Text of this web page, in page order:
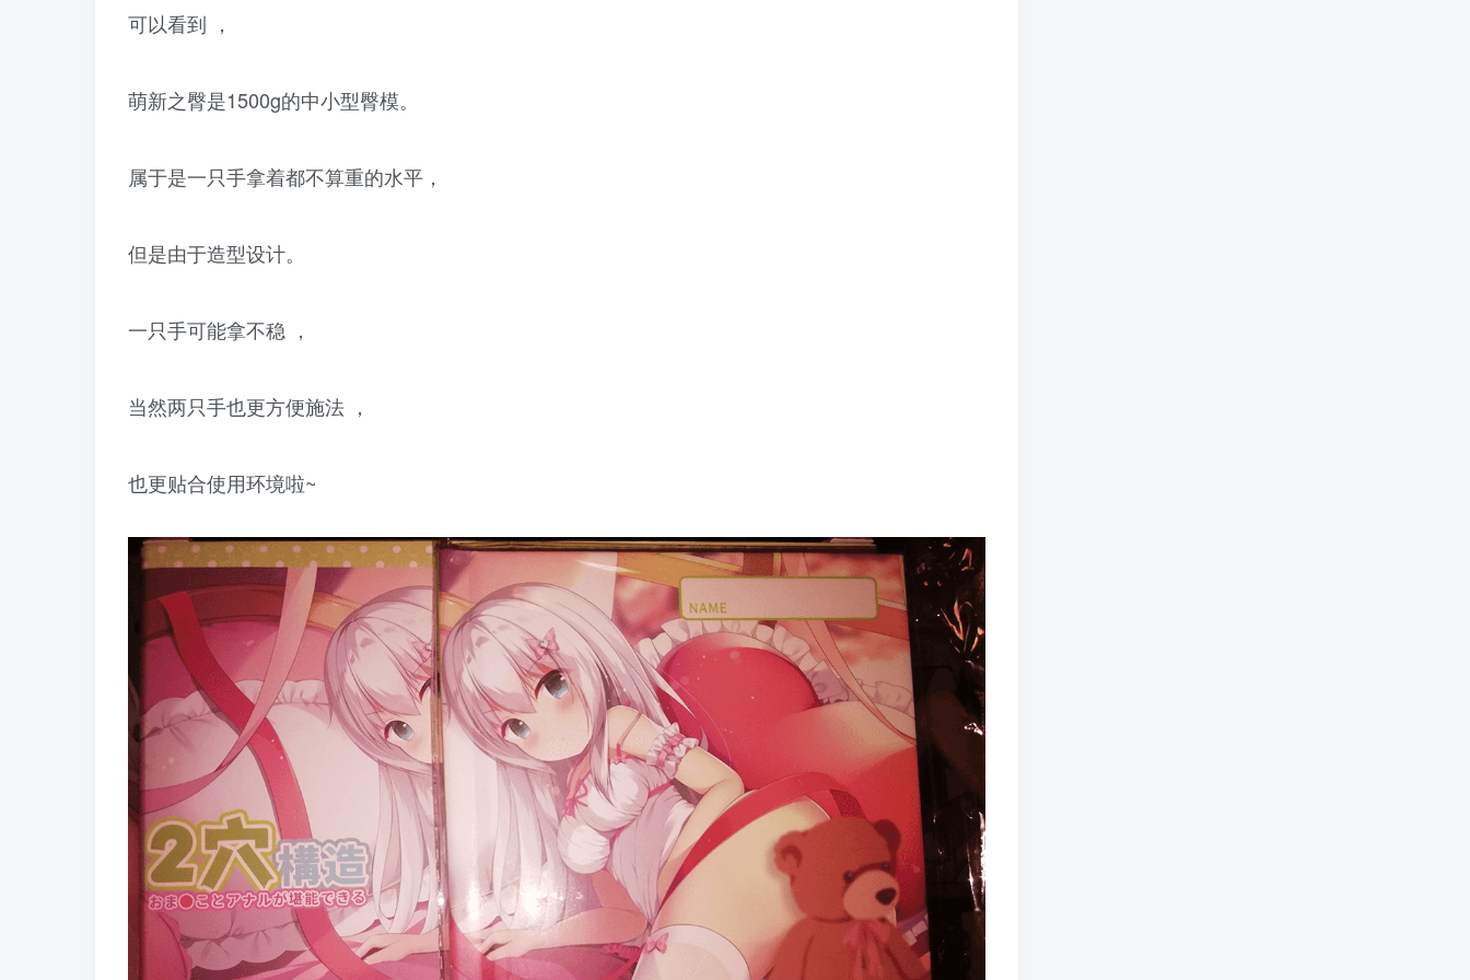
可以看到 ，
萌新之臀是1500g的中小型臀模。
属于是一只手拿着都不算重的水平，
但是由于造型设计。
一只手可能拿不稳 ，
当然两只手也更方便施法 ，
也更贴合使用环境啦~